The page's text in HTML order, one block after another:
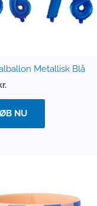
Metallisk Blå
NU